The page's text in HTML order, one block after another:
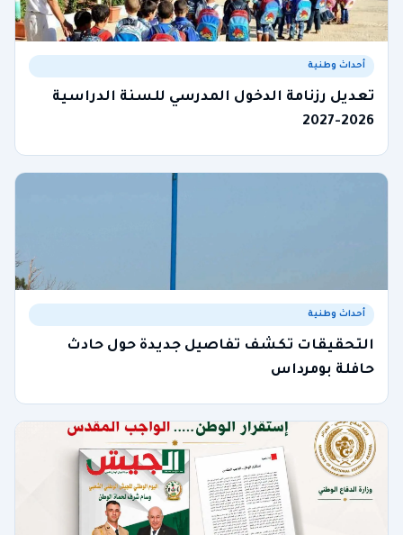
أحداث وطنية
تعديل رزنامة الدخول المدرسي للسنة الدراسية
2026-2027
أحداث وطنية
التحقيقات تكشف تفاصيل جديدة حول حادث
حافلة بومرداس